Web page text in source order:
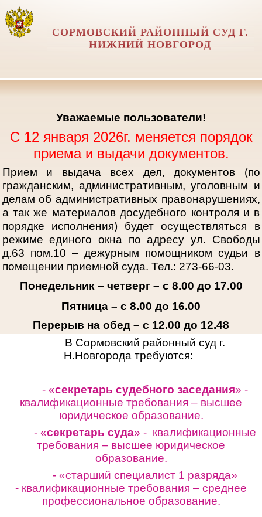
СОРМОВСКИЙ РАЙОННЫЙ СУД Г.
НИЖНИЙ НОВГОРОД
Уважаемые пользователи!
С 12 января 2026г. меняется порядок
приема и выдачи документов.
Прием и выдача всех дел, документов (по
гражданским, административным, уголовным и
делам об административных правонарушениях,
а так же материалов досудебного контроля и в
порядке исполнения) будет осуществляться в
режиме единого окна по адресу ул. Свободы
д.63 пом.10 – дежурным помощником судьи в
помещении приемной суда. Тел.: 273-66-03.
Понедельник – четверг – с 8.00 до 17.00
Пятница – с 8.00 до 16.00
Перерыв на обед – с 12.00 до 12.48
В Сормовский районный суд г.
Н.Новгорода требуются:
- «секретарь судебного заседания» -
квалификационные требования – высшее
юридическое образование.
- «секретарь суда» - квалификационные
требования – высшее юридическое
образование.
- «старший специалист 1 разряда»
- квалификационные требования – среднее
профессиональное образование.